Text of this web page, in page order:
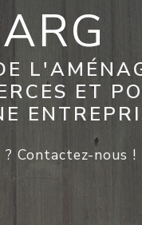
ET
Contactez-nous !